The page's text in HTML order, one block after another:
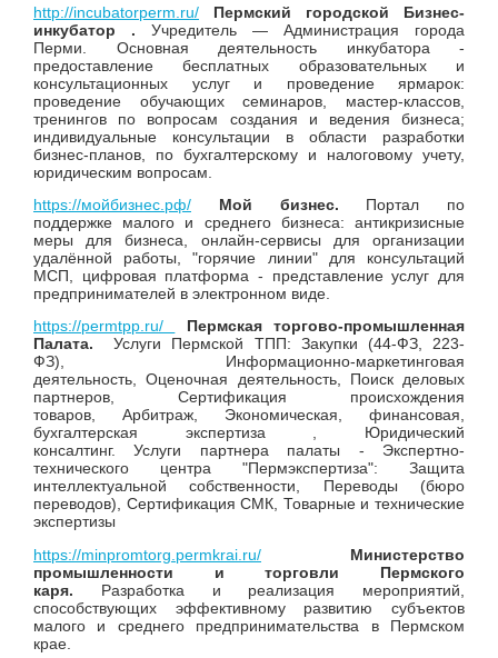
http://incubatorperm.ru/
Пермский городской Бизнес-
инкубатор . Учредитель — Администрация города
Перми. Основная деятельность инкубатора -
предоставление бесплатных образовательных и
консультационных услуг и проведение ярмарок:
проведение обучающих семинаров, мастер-классов,
тренингов по вопросам создания и ведения бизнеса;
индивидуальные консультации в области разработки
бизнес-планов, по бухгалтерскому и налоговому учету,
юридическим вопросам.
https://мойбизнес.рф/
Мой бизнес. Портал по
поддержке малого и среднего бизнеса: антикризисные
меры для бизнеса, онлайн-сервисы для организации
удалённой работы, "горячие линии" для консультаций
МСП, цифровая платформа - представление услуг для
предпринимателей в электронном виде.
https://permtpp.ru/
Пермская торгово-промышленная
Палата.Услуги Пермской ТПП: Закупки (44-ФЗ, 223-
ФЗ), Информационно-маркетинговая
деятельность, Оценочная деятельность, Поиск деловых
партнеров, Сертификация происхождения
товаров, Арбитраж, Экономическая, финансовая,
бухгалтерская экспертиза , Юридический
консалтинг. Услуги партнера палаты - Экспертно-
технического центра "Пермэкспертиза": Защита
интеллектуальной собственности, Переводы (бюро
переводов), Сертификация СМК, Товарные и технические
экспертизы
https://minpromtorg.permkrai.ru/
Министерство
промышленности и торговли Пермского
каря. Разработка и реализация мероприятий,
способствующих эффективному развитию субъектов
малого и среднего предпринимательства в Пермском
крае.